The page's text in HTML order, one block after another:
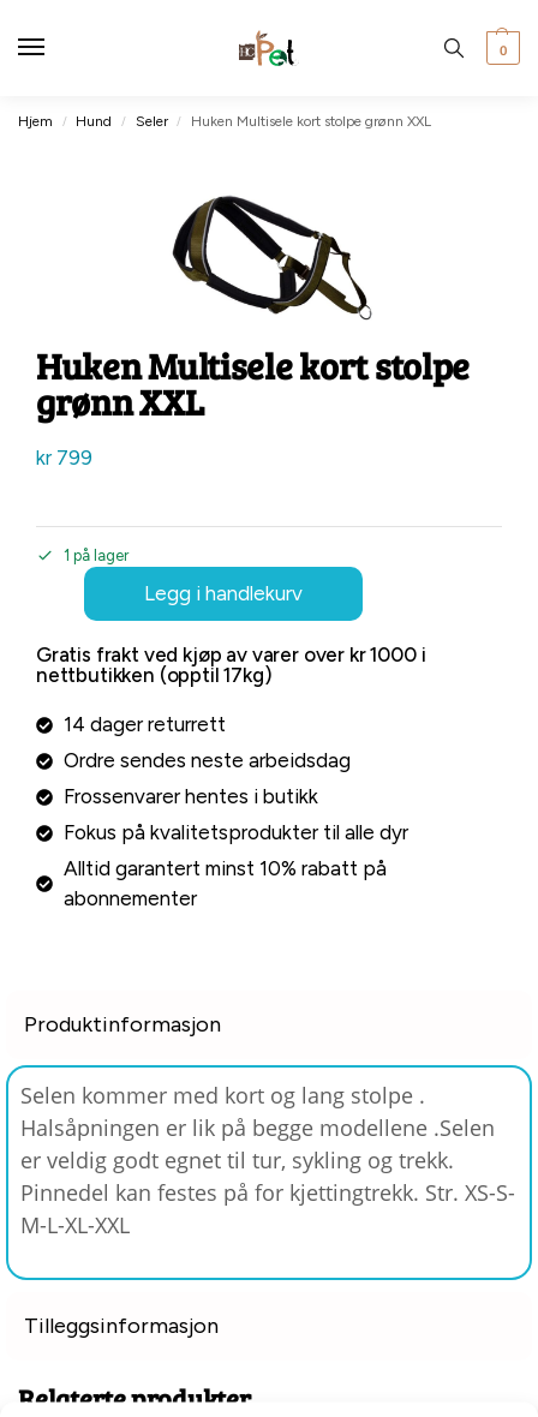
0
Hjem / Hund / Seler / Huken Multisele kort stolpe grønn XXL
Huken Multisele kort stolpe
grønn XXL
kr799
1 på lager
Legg i handlekurv
Gratis frakt ved kjøp av varer over kr 1000 i
nettbutikken (opptil 17kg)
14 dager returrett
Ordre sendes neste arbeidsdag
Frossenvarer hentes i butikk
Fokus på kvalitetsprodukter til alle dyr
Alltid garantert minst 10% rabatt på
abonnementer
Produktinformasjon
Selen kommer med kort og lang stolpe .
Halsåpningen er lik på begge modellene .Selen
er veldig godt egnet til tur, sykling og trekk.
Pinnedel kan festes på for kjettingtrekk. Str. XS-S-
M-L-XL-XXL
Tilleggsinformasjon
Relaterte produkter